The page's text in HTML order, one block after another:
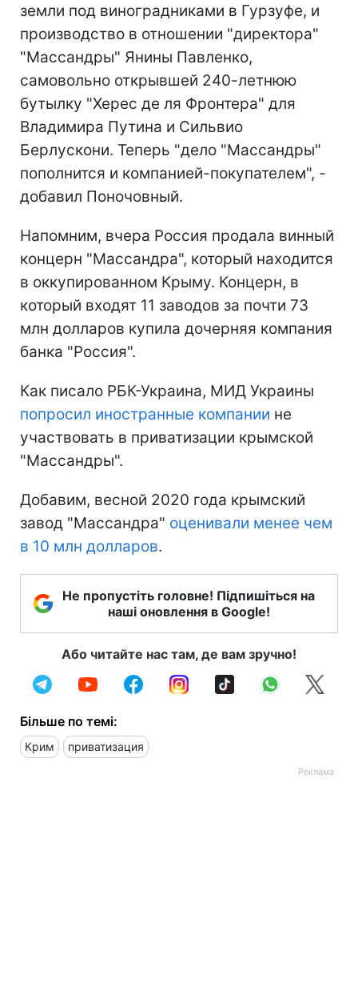
земли под виноградниками в Гурзуфе, и
производство в отношении "директора"
"Массандры" Янины Павленко,
самовольно открывшей 240-летнюю
бутылку "Херес де ля Фронтера" для
Владимира Путина и Сильвио
Берлускони. Теперь "дело "Массандры"
пополнится и компанией-покупателем", -
добавил Поночовный.
Напомним, вчера Россия продала винный
концерн "Массандра", который находится
в оккупированном Крыму. Концерн, в
который входят 11 заводов за почти 73
млн долларов купила дочерняя компания
банка "Россия".
Как писало РБК-Украина, МИД Украины
попросил иностранные компании не
участвовать в приватизации крымской
"Массандры".
Добавим, весной 2020 года крымский
завод "Массандра" оценивали менее чем
в 10 млн долларов.
Не пропустіть головне! Підпишіться на
наші оновлення в Google!
Або читайте нас там, де вам зручно!
Більше по темі:
Крим приватизация